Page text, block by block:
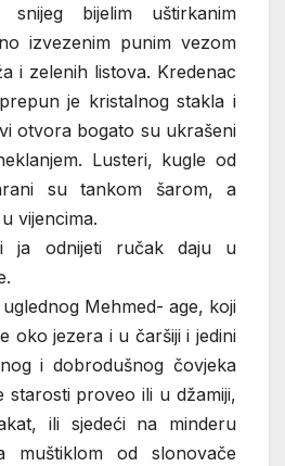
bijelim uštirkanim
izvezenim punim vezom
i zelenih listova. Kredenac
je kristalnog stakla i
otvora bogato su ukrašeni
Lusteri, kugle od
su tankom šarom, a
vijencima.
ja odnijeti ručak daju u
Mehmed- age, koji
oko jezera i u čaršiji i jedini
i dobrodušnog čovjeka
starosti proveo ili u džamiji,
ili sjedeći na minderu
muštiklom od slonovače